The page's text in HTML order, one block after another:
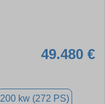
49.480 €
200 kw (272 PS)